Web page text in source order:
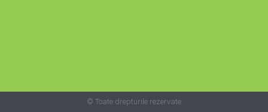
© Toate drepturile rezervate